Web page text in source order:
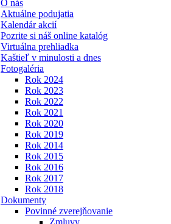
O nás
Aktuálne podujatia
Kalendár akcií
Pozrite si náš online katalóg
Virtuálna prehliadka
Kaštieľ v minulosti a dnes
Fotogaléria
Rok 2024
Rok 2023
Rok 2022
Rok 2021
Rok 2020
Rok 2019
Rok 2014
Rok 2015
Rok 2016
Rok 2017
Rok 2018
Dokumenty
Povinné zverejňovanie
Zmluvy